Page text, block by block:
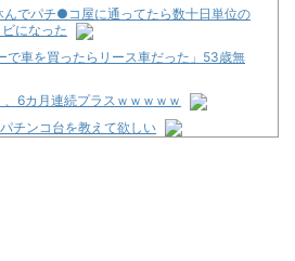
んでパチ●コ屋に通ってたら数十日単位の
になった
で車を買ったらリース車だった」53歳無
、6カ月連続プラスｗｗｗｗｗ
チンコ台を教えて欲しい